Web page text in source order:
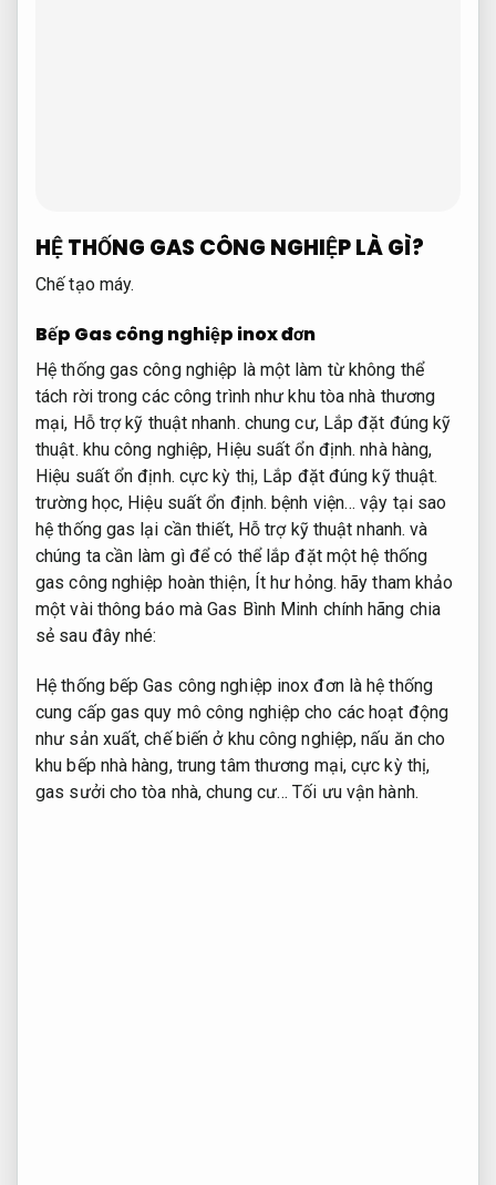
HỆ THỐNG GAS CÔNG NGHIỆP LÀ GÌ?
Chế tạo máy.
Bếp Gas công nghiệp inox đơn
Hệ thống gas công nghiệp là một làm từ không thể
tách rời trong các công trình như khu tòa nhà thương
mại, Hỗ trợ kỹ thuật nhanh. chung cư, Lắp đặt đúng kỹ
thuật. khu công nghiệp, Hiệu suất ổn định. nhà hàng,
Hiệu suất ổn định. cực kỳ thị, Lắp đặt đúng kỹ thuật.
trường học, Hiệu suất ổn định. bệnh viện… vậy tại sao
hệ thống gas lại cần thiết, Hỗ trợ kỹ thuật nhanh. và
chúng ta cần làm gì để có thể lắp đặt một hệ thống
gas công nghiệp hoàn thiện, Ít hư hỏng. hãy tham khảo
một vài thông báo mà Gas Bình Minh chính hãng chia
sẻ sau đây nhé:
Hệ thống bếp Gas công nghiệp inox đơn là hệ thống
cung cấp gas quy mô công nghiệp cho các hoạt động
như sản xuất, chế biến ở khu công nghiệp, nấu ăn cho
khu bếp nhà hàng, trung tâm thương mại, cực kỳ thị,
gas sưởi cho tòa nhà, chung cư…Tối ưu vận hành.